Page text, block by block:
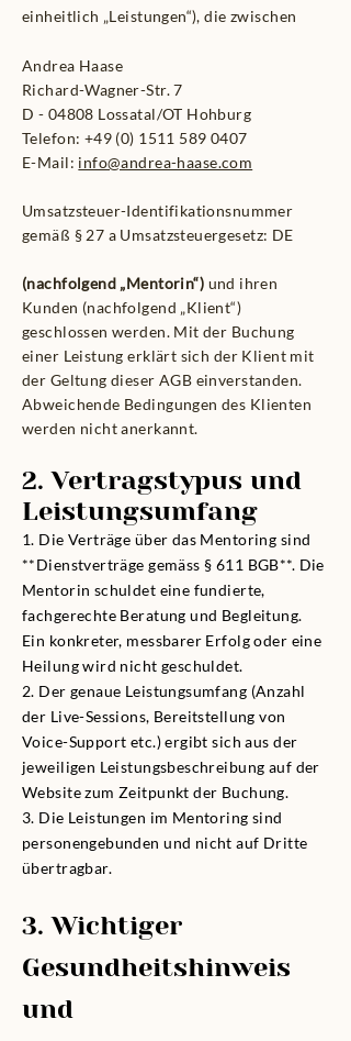
einheitlich „Leistungen“), die zwischen
Andrea Haase
Richard-Wagner-Str. 7
D - 04808 Lossatal/OT Hohburg
Telefon: +49 (0) 1511 589 0407
E-Mail: info@andrea-haase.com
Umsatzsteuer-Identifikationsnummer
gemäß § 27 a Umsatzsteuergesetz: DE
(nachfolgend „Mentorin“) und ihren
Kunden (nachfolgend „Klient“)
geschlossen werden. Mit der Buchung
einer Leistung erklärt sich der Klient mit
der Geltung dieser AGB einverstanden.
Abweichende Bedingungen des Klienten
werden nicht anerkannt.
2. Vertragstypus und
Leistungsumfang
1. Die Verträge über das Mentoring sind
**Dienstverträge gemäss § 611 BGB**. Die
Mentorin schuldet eine fundierte,
fachgerechte Beratung und Begleitung.
Ein konkreter, messbarer Erfolg oder eine
Heilung wird nicht geschuldet.
2. Der genaue Leistungsumfang (Anzahl
der Live-Sessions, Bereitstellung von
Voice-Support etc.) ergibt sich aus der
jeweiligen Leistungsbeschreibung auf der
Website zum Zeitpunkt der Buchung.
3. Die Leistungen im Mentoring sind
personengebunden und nicht auf Dritte
übertragbar.
3. Wichtiger
Gesundheitshinweis
und